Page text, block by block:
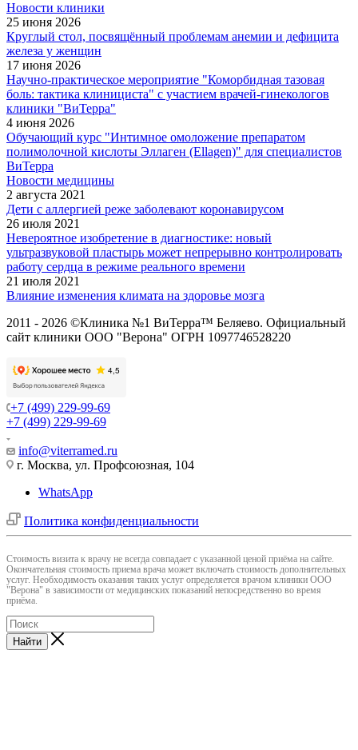
Новости клиники
25 июня 2026
Круглый стол, посвящённый проблемам анемии и дефицита
железа у женщин
17 июня 2026
Научно-практическое мероприятие "Коморбидная тазовая
боль: тактика клинициста" с участием врачей-гинекологов
клиники "ВиТерра"
4 июня 2026
Обучающий курс "Интимное омоложение препаратом
полимолочной кислоты Эллаген (Ellagen)" для специалистов
ВиТерра
Новости медицины
2 августа 2021
Дети с аллергией реже заболевают коронавирусом
26 июля 2021
Невероятное изобретение в диагностике: новый
ультразвуковой пластырь может непрерывно контролировать
работу сердца в режиме реального времени
21 июля 2021
Влияние изменения климата на здоровье мозга
2011 - 2026 ©Клиника №1 ВиТерра™ Беляево. Официальный
сайт клиники ООО "Верона" ОГРН 1097746528220
+7 (499) 229-99-69
+7 (499) 229-99-69
info@viterramed.ru
г. Москва, ул. Профсоюзная, 104
WhatsApp
Политика конфиденциальности
Cтоимость визита к врачу не всегда совпадает с указанной ценой приёма на сайте.
Окончательная стоимость приема врача может включать стоимость дополнительных
услуг. Необходимость оказания таких услуг определяется врачом клиники ООО
"Верона" в зависимости от медицинских показаний непосредственно во время
приёма.
Найти